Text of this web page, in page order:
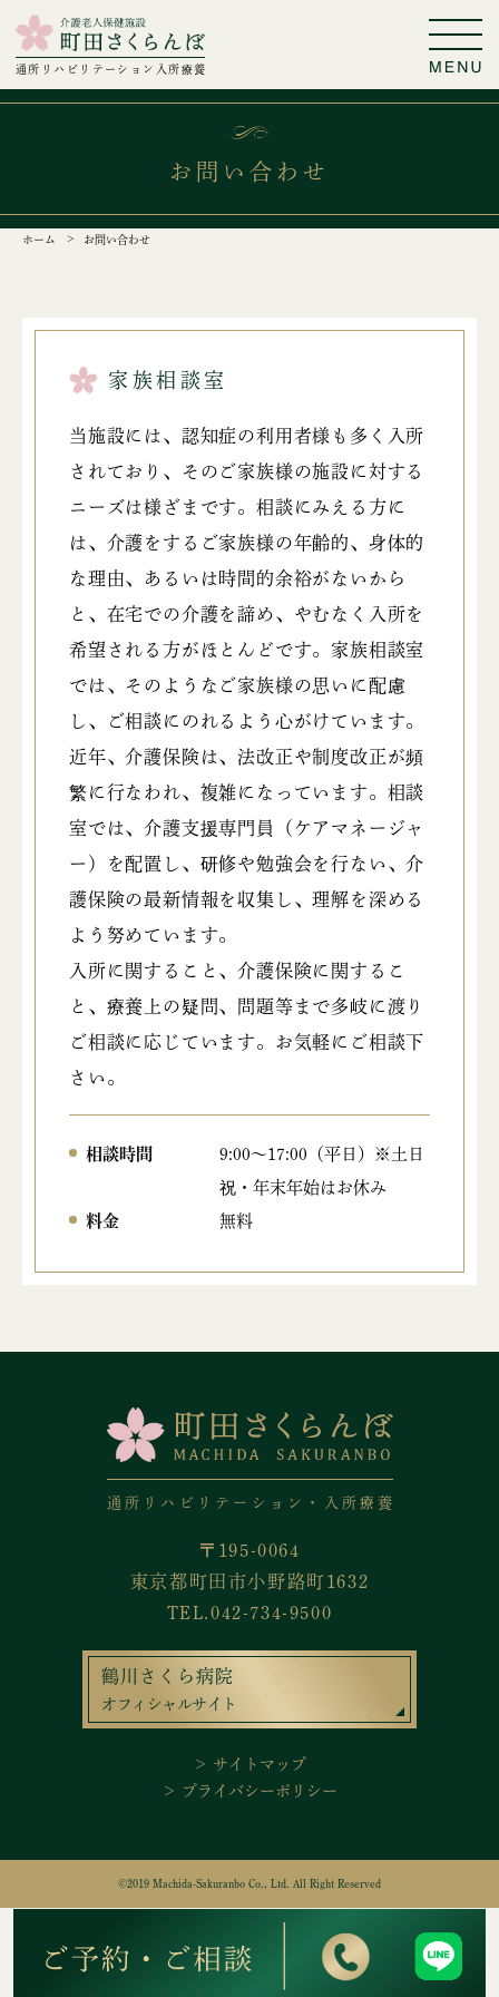
通所リハビリテーション 入所療養
お問い合わせ
ホーム お問い合わせ
家族相談室
当施設には、認知症の利用者様も多く入所
されており、そのご家族様の施設に対する
ニーズは様ざまです。相談にみえる方に
は、介護をするご家族様の年齢的、身体的
な理由、あるいは時間的余裕がないから
と、在宅での介護を諦め、やむなく入所を
希望される方がほとんどです。家族相談室
では、そのようなご家族様の思いに配慮
し、ご相談にのれるよう心がけています。
近年、介護保険は、法改正や制度改正が頻
繁に行なわれ、複雑になっています。相談
室では、介護支援専門員（ケアマネージャ
ー）を配置し、研修や勉強会を行ない、介
護保険の最新情報を収集し、理解を深める
よう努めています。
入所に関すること、介護保険に関するこ
と、療養上の疑問、問題等まで多岐に渡り
ご相談に応じています。お気軽にご相談下
さい。
相談時間
9:00～17:00（平日）※土日
祝・年末年始はお休み
料金
無料
通所リハビリテーション・入所療養
〒195-0064
東京都町田市小野路町1632
TEL.042-734-9500
鶴川さくら病院
オフィシャルサイト
＞ サイトマップ
＞ プライバシーポリシー
©2019 Machida-Sakuranbo Co., Ltd. All Right Reserved